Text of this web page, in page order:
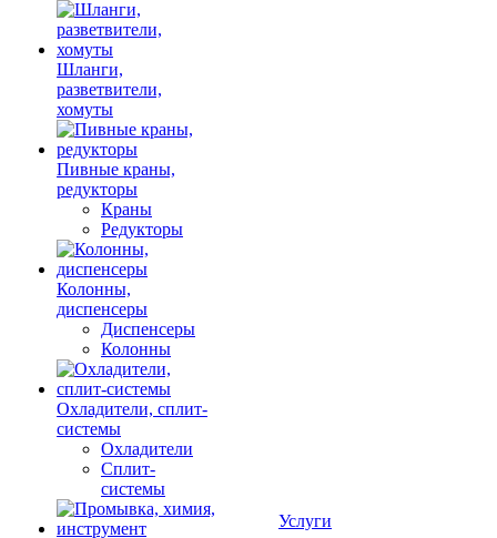
Шланги,
разветвители,
хомуты
Пивные краны,
редукторы
Краны
Редукторы
Колонны,
диспенсеры
Диспенсеры
Колонны
Охладители, сплит-
системы
Охладители
Сплит-
системы
Услуги